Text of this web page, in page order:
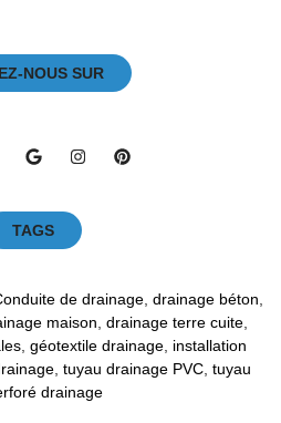
NOUS SUR
TAGS
de drainage, drainage béton
maison drainage terre cuite
géotextile drainage installation
tuyau drainage PVC tuyau
drainage